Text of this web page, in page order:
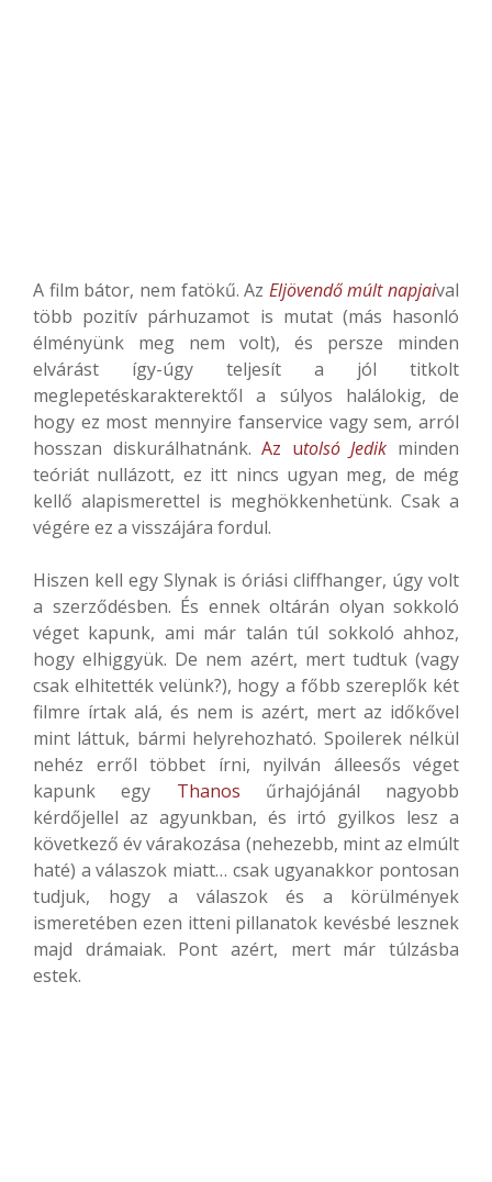
A film bátor, nem fatökű. Az Eljövendő múlt napjaival
több pozitív párhuzamot is mutat (más hasonló
élményünk meg nem volt), és persze minden
elvárást így-úgy teljesít a jól titkolt
meglepetéskarakterektől a súlyos halálokig, de
hogy ez most mennyire fanservice vagy sem, arról
hosszan diskurálhatnánk.Az utolsó Jedik minden
teóriát nullázott, ez itt nincs ugyan meg, de még
kellő alapismerettel is meghökkenhetünk. Csak a
végére ez a visszájára fordul.
Hiszen kell egy Slynak is óriási cliffhanger, úgy volt
a szerződésben. És ennek oltárán olyan sokkoló
véget kapunk, ami már talán túl sokkoló ahhoz,
hogy elhiggyük. De nem azért, mert tudtuk (vagy
csak elhitették velünk?), hogy a főbb szereplők két
filmre írtak alá, és nem is azért, mert az időkővel
mint láttuk, bármi helyrehozható. Spoilerek nélkül
nehéz erről többet írni, nyilván álleesős véget
kapunk egy Thanos űrhajójánál nagyobb
kérdőjellel az agyunkban, és irtó gyilkos lesz a
következő év várakozása (nehezebb, mint az elmúlt
haté) a válaszok miatt… csak ugyanakkor pontosan
tudjuk, hogy a válaszok és a körülmények
ismeretében ezen itteni pillanatok kevésbé lesznek
majd drámaiak. Pont azért, mert már túlzásba
estek.